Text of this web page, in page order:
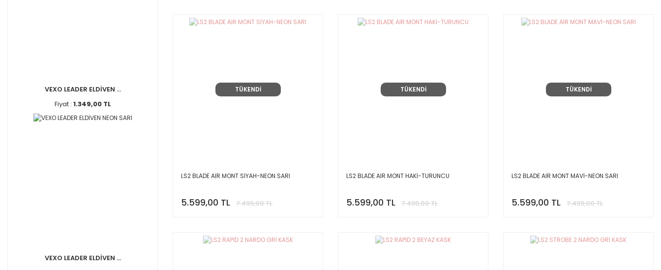
VEXO LEADER ELDİVEN ...
Fiyat : 1.349,00 TL
VEXO LEADER ELDİVEN ...
TÜKENDİ
LS2 BLADE AIR MONT SİYAH-NEON SARI
5.599,00 TL 7.499,00 TL
TÜKENDİ
LS2 BLADE AIR MONT HAKİ-TURUNCU
5.599,00 TL 7.499,00 TL
TÜKENDİ
LS2 BLADE AIR MONT MAVİ-NEON SARI
5.599,00 TL 7.499,00 TL